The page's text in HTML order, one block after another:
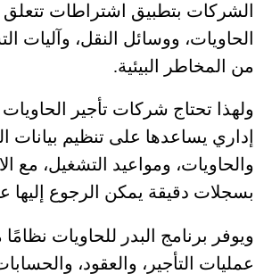
الشركات بتطبيق اشتراطات تتعلق
الحاويات، ووسائل النقل، وآليات
من المخاطر البيئية.
ولهذا تحتاج شركات تأجير
إداري يساعدها على تنظيم بيانات
والحاويات، ومواعيد التشغيل، مع
بسجلات دقيقة يمكن الرجوع إليها
ويوفر برنامج البدر للحاويات نظامًا
عمليات التأجير، والعقود،